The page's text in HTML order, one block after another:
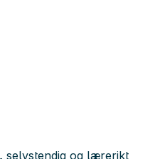
selvstendig og lærerikt